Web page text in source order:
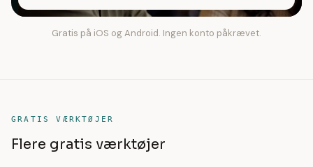
Gratis på iOS og Android. Ingen konto påkrævet.
GRATIS VÆRKTØJER
Flere gratis værktøjer